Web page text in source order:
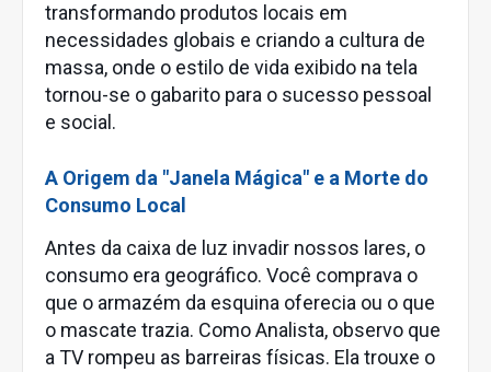
transformando produtos locais em
necessidades globais e criando a cultura de
massa, onde o estilo de vida exibido na tela
tornou-se o gabarito para o sucesso pessoal
e social.
A Origem da "Janela Mágica" e a Morte do
Consumo Local
Antes da caixa de luz invadir nossos lares, o
consumo era geográfico. Você comprava o
que o armazém da esquina oferecia ou o que
o mascate trazia. Como Analista, observo que
a TV rompeu as barreiras físicas. Ela trouxe o